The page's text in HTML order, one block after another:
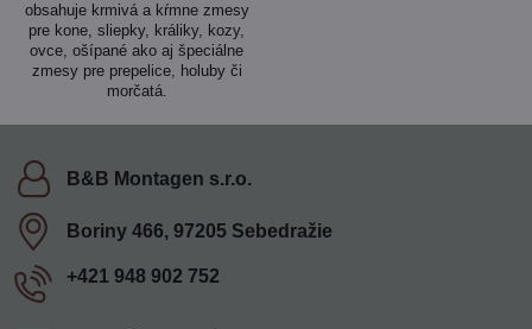
obsahuje krmivá a kŕmne zmesy
pre kone, sliepky, králiky, kozy,
ovce, ošípané ako aj špeciálne
zmesy pre prepelice, holuby či
morčatá.
B&B Montagen s​.r​.o​.
Boriny 466, 97205 Sebedražie
+421 948 902 752